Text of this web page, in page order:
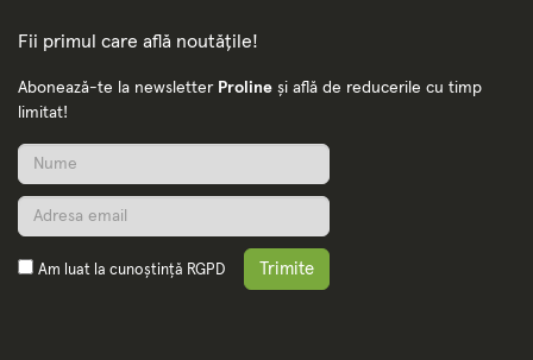
Fii primul care află noutățile!
Abonează-te la newsletter Proline și află de reducerile cu timp
limitat!
Am luat la cunoștință RGPD Trimite